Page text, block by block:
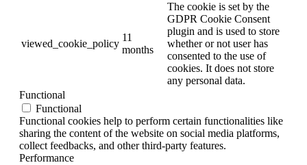
viewed_cookie_policy
11
months
The cookie is set by the
GDPR Cookie Consent
plugin and is used to store
whether or not user has
consented to the use of
cookies. It does not store
any personal data.
Functional
Functional
Functional cookies help to perform certain functionalities like
sharing the content of the website on social media platforms,
collect feedbacks, and other third-party features.
Performance